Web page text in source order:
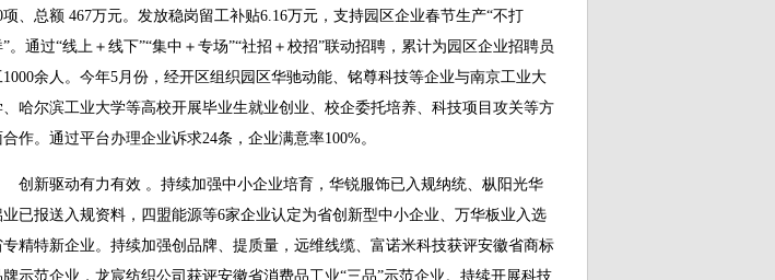
项、总额 467万元。发放稳岗留工补贴6.16万元，支持园区企业春节生产“不打
”。通过“线上＋线下”“集中＋专场”“社招＋校招”联动招聘，累计为园区企业招聘员
1000余人。今年5月份，经开区组织园区华驰动能、铭尊科技等企业与南京工业大
、哈尔滨工业大学等高校开展毕业生就业创业、校企委托培养、科技项目攻关等方
合作。通过平台办理企业诉求24条，企业满意率100%。
新驱动有力有效 。持续加强中小企业培育，华锐服饰已入规纳统、枞阳光华
业已报送入规资料，四盟能源等6家企业认定为省创新型中小企业、万华板业入选
专精特新企业。持续加强创品牌、提质量，远维线缆、富诺米科技获评安徽省商标
牌示范企业，龙宸纺织公司获评安徽省消费品工业“三品”示范企业。持续开展科技